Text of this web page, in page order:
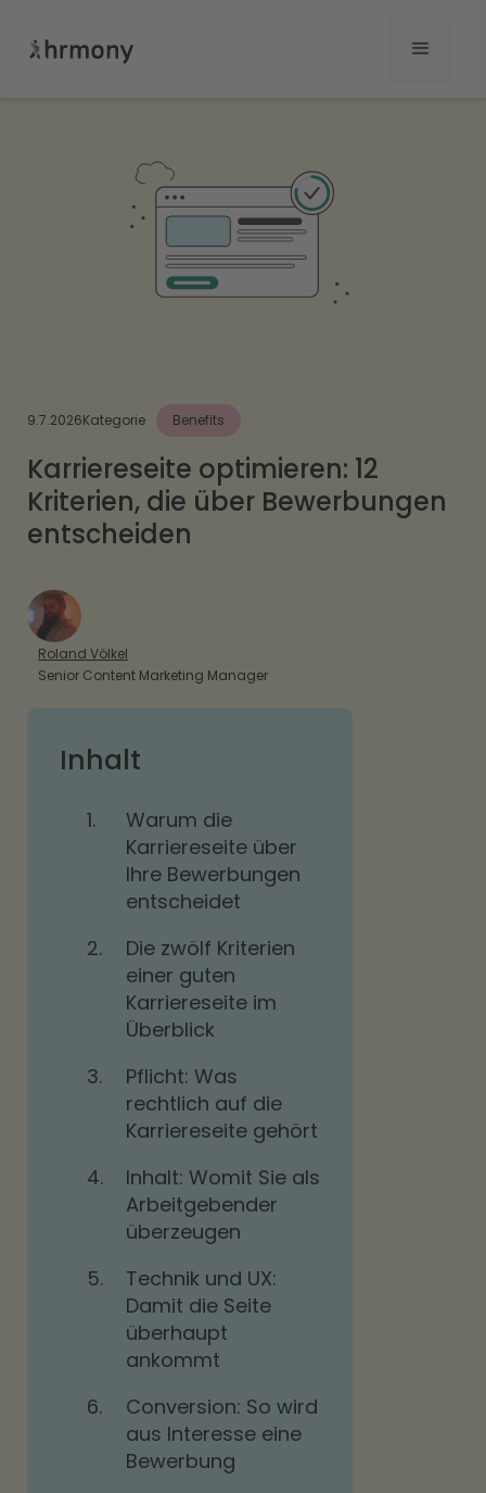
9.7.2026Kategorie Benefits
Karriereseite optimieren: 12
Kriterien, die über Bewerbungen
entscheiden
Roland Völkel
Senior Content Marketing Manager
Inhalt
1.
Warum die
Karriereseite über
Ihre Bewerbungen
entscheidet
2.
Die zwölf Kriterien
einer guten
Karriereseite im
Überblick
3.
Pflicht: Was
rechtlich auf die
Karriereseite gehört
4.
Inhalt: Womit Sie als
Arbeitgebender
überzeugen
5.
Technik und UX:
Damit die Seite
überhaupt
ankommt
6.
Conversion: So wird
aus Interesse eine
Bewerbung